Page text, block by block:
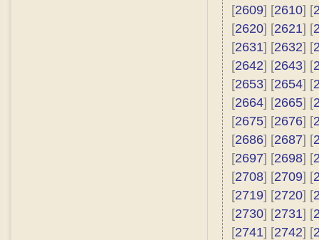
[2609] [2610] [
[2620] [2621] [
[2631] [2632] [
[2642] [2643] [
[2653] [2654] [
[2664] [2665] [
[2675] [2676] [
[2686] [2687] [
[2697] [2698] [
[2708] [2709] [
[2719] [2720] [
[2730] [2731] [
[2741] [2742] [